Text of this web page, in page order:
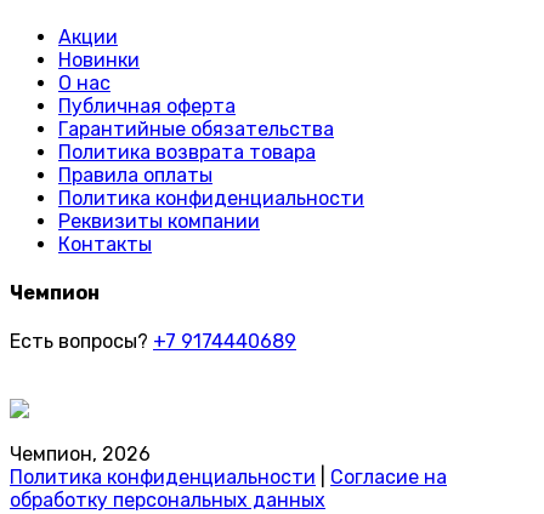
Акции
Новинки
О нас
Публичная оферта
Гарантийные обязательства
Политика возврата товара
Правила оплаты
Политика конфиденциальности
Реквизиты компании
Контакты
Чемпион
Есть вопросы? +7 9174440689
Чемпион, 2026
Политика конфиденциальности
Согласие на
обработку персональных данных